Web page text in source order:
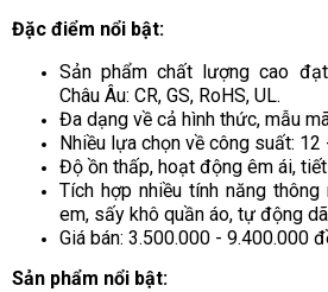
Đặc điểm nổi bật:
Sản phẩm chất lượng cao
Châu Âu: CR, GS, RoHS, UL.
Đa dạng về cả hình thức, mẫu
Nhiều lựa chọn về công suất:
Độ ồn thấp, hoạt động êm ái,
Tích hợp nhiều tính năng thông
em, sấy khô quần áo, tự động
Giá bán: 3.500.000 - 9.400.000
Sản phẩm nổi bật: